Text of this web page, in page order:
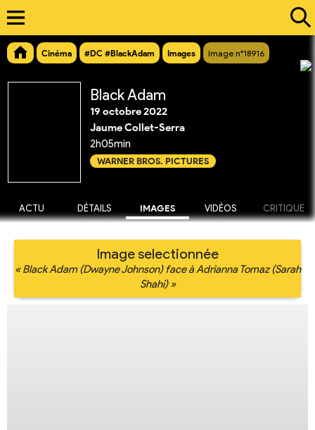
Cinéma #DC #BlackAdam Images Image n°18916
Black Adam
19 octobre 2022
Jaume Collet-Serra
2h05min
WARNER BROS. PICTURES
ACTU DÉTAILS IMAGES VIDÉOS CRITIQUE
Image selectionnée
« Black Adam (Dwayne Johnson) face à Adrianna Tomaz (Sarah
Shahi) »